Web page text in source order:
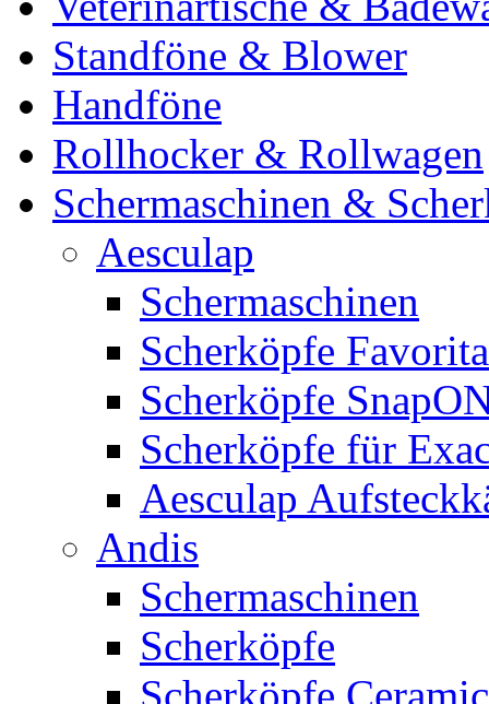
Standföne & Blower
Handföne
Rollhocker & Rollwagen
Schermaschinen &
Aesculap
Schermaschinen
Scherköpfe
Scherköpfe
Scherköpfe für
Aesculap
Andis
Schermaschinen
Scherköpfe